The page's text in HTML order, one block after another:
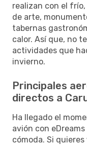
realizan con el
de arte,
tabernas
calor. Así que, no
actividades que
invierno.
Principales
directos a
Ha llegado el
avión con
cómoda. Si